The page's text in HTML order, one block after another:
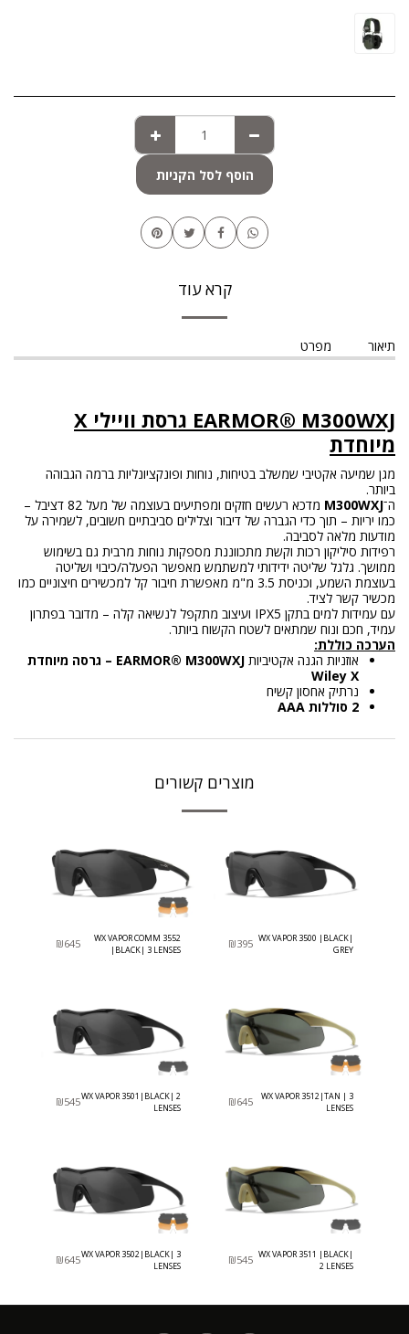
הוסף לסל הקניות
קרא עוד
תיאור מפרט
EARMOR® M300WXJ גרסת וויילי X
מיוחדת
מגן שמיעה אקטיבי שמשלב בטיחות, נוחות ופונקציונליות ברמה הגבוהה
ביותר.
ה־M300WXJ
מדכא רעשים חזקים ומפתיעים בעוצמה של מעל 82 דציבל –
כמו יריות – תוך כדי הגברה של דיבור וצלילים סביבתיים חשובים, לשמירה על
מודעות מלאה לסביבה.
רפידות סיליקון רכות וקשת מתכווננת מספקות נוחות מרבית גם בשימוש
ממושך. גלגל שליטה ידידותי למשתמש מאפשר הפעלה/כיבוי ושליטה
בעוצמת השמע, וכניסת 3.5 מ"מ מאפשרת חיבור קל למכשירים חיצוניים כמו
מכשיר קשר לציד.
עם עמידות למים בתקן IPX5 ועיצוב מתקפל לנשיאה קלה – מדובר בפתרון
עמיד, חכם ונוח שמתאים לשטח הקשוח ביותר.
הערכה כוללת:
אוזניות הגנה אקטיביות
EARMOR® M300WXJ – גרסה מיוחדת
Wiley X
נרתיק אחסון קשיח
2 סוללות AAA
מוצרים קשורים
WX VAPOR 3500 |BLACK|
GREY
₪395
WX VAPOR COMM 3552
|BLACK| 3 LENSES
₪645
WX VAPOR 3512|TAN | 3
LENSES
₪645
WX VAPOR 3501|BLACK| 2
LENSES
₪545
WX VAPOR 3511 |BLACK|
2 LENSES
₪545
WX VAPOR 3502|BLACK| 3
LENSES
₪645